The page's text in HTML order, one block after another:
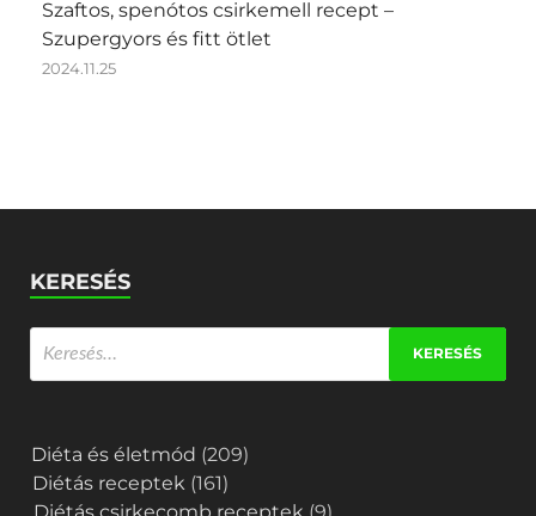
Szaftos, spenótos csirkemell recept –
Szupergyors és fitt ötlet
2024.11.25
KERESÉS
Diéta és életmód (209)
Diétás receptek (161)